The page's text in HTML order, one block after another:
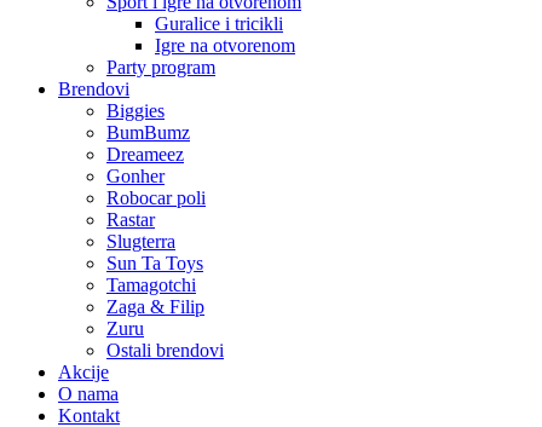
Guralice i tricikli
Igre na otvorenom
Party program
Brendovi
Biggies
BumBumz
Dreameez
Gonher
Robocar poli
Rastar
Slugterra
Sun Ta Toys
Tamagotchi
Zaga & Filip
Zuru
Ostali brendovi
Akcije
O nama
Kontakt